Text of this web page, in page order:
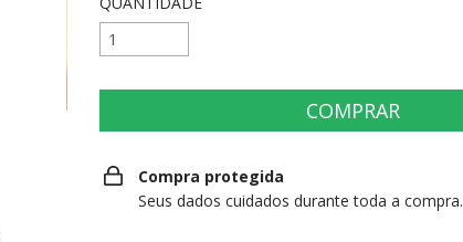
Compra protegida
Seus dados cuidados durante toda a compra.